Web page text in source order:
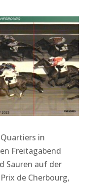
in
Freitagabend
Sauren auf der
de Cherbourg,